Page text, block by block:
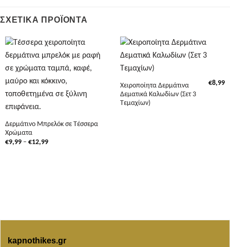
ΣΧΕΤΙΚΆ ΠΡΟΪΌΝΤΑ
Δερμάτινο Μπρελόκ σε Τέσσερα
Χρώματα
€9,99 – €12,99Price
Χειροποίητα Δερμάτινα
Δεματικά Καλωδίων (Σετ 3
Τεμαχίων)
€8,99
kapnothikes.gr